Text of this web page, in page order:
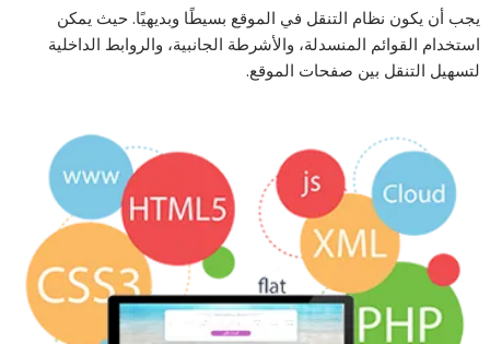
يجب أن يكون نظام التنقل في الموقع بسيطًا وبديهيًا. حيث يمكن
استخدام القوائم المنسدلة، والأشرطة الجانبية، والروابط الداخلية
لتسهيل التنقل بين صفحات الموقع.